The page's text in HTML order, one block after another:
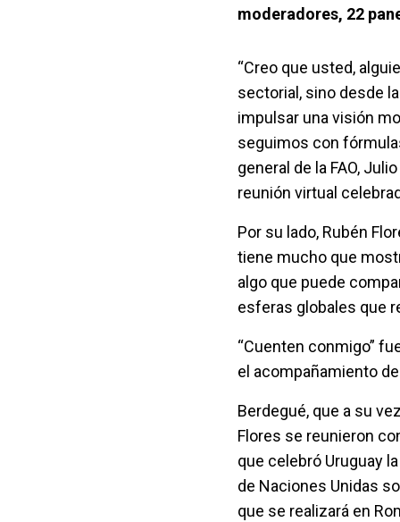
moderadores, 22
“Creo que usted,
sectorial, sino desde
impulsar una visión
seguimos con
general de la FAO,
reunión virtual
Por su lado, Rubén
tiene mucho que
algo que puede
esferas globales que
“Cuenten conmigo”
el acompañamiento
Berdegué, que a su
Flores se reunieron
que celebró Uruguay
de Naciones Unidas
que se realizará en